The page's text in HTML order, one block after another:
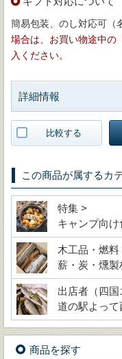
簡易包装、のし対応可（
場合は、お買い物途中の
入ください。
詳細情報
比較する
この商品が属するカ
特集 >
キャンプ向
木工品・燃料
薪・炭・燻製
出店者（四
道の駅よって
商品を探す